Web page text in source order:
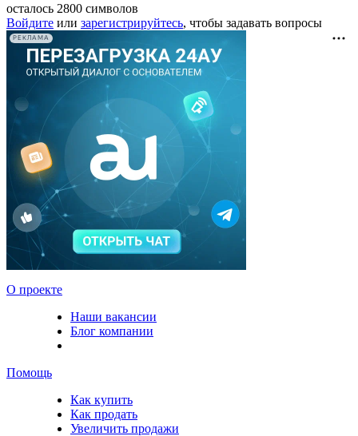
осталось 2800 символов
Войдите или зарегистрируйтесь, чтобы задавать вопросы
РЕКЛАМА
О проекте
Наши вакансии
Блог компании
Помощь
Как купить
Как продать
Увеличить продажи